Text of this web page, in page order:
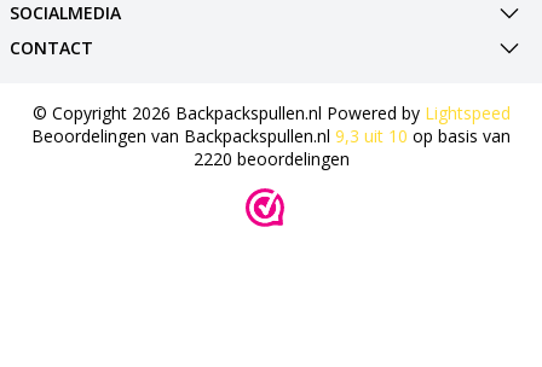
SOCIALMEDIA
CONTACT
© Copyright 2026 Backpackspullen.nl Powered by Lightspeed
Beoordelingen van Backpackspullen.nl 9,3 uit 10 op basis van
2220 beoordelingen